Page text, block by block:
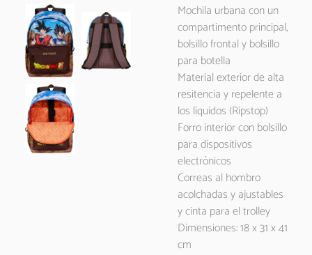
Mochila urbana con un
compartimento principal,
bolsillo frontal y bolsillo
para botella
Material exterior de alta
resitencia y repelente a
los líquidos (Ripstop)
Forro interior con bolsillo
para dispositivos
electrónicos
Correas al hombro
acolchadas y ajustables
y cinta para el trolley
Dimensiones: 18 x 31 x 41
cm